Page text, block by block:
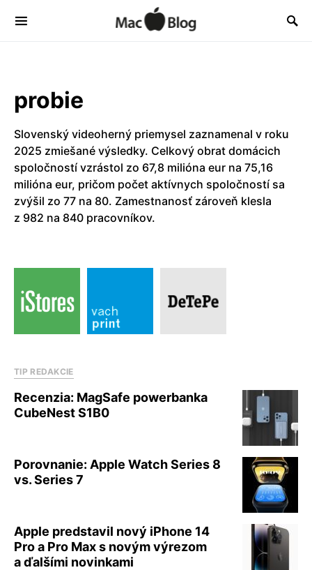
probie
Slovenský videoherný priemysel zaznamenal v roku
2025 zmiešané výsledky. Celkový obrat domácich
spoločností vzrástol zo 67,8 milióna eur na 75,16
milióna eur, pričom počet aktívnych spoločností sa
zvýšil zo 77 na 80. Zamestnanosť zároveň klesla
z 982 na 840 pracovníkov.
TIP REDAKCIE
Recenzia: MagSafe powerbanka
CubeNest S1B0
Porovnanie: Apple Watch Series 8
vs. Series 7
Apple predstavil nový iPhone 14
Pro a Pro Max s novým výrezom
a ďalšími novinkami